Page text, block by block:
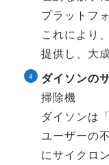
プラットフ
これにより
提供し、大
ダイソンの
掃除機
ダイソンは
ユーザーの
にサイクロ